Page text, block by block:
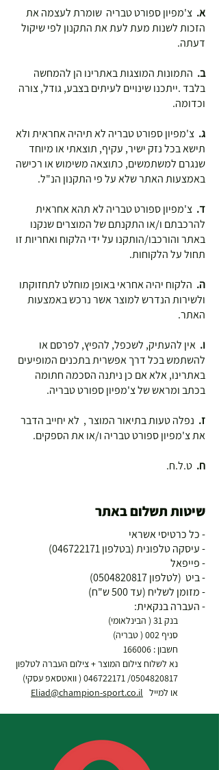
א. צ'מפיון ספורט טבריה שומרת לעצמה את
הזכות לשנות מעת לעת את התקנון לפי שיקול
דעתה.
ב. התמונות המוצגות באתרינו הן להמחשה
בלבד .ייתכנו שינויים לעיתים בצבע, גודל, צורה
וכדומה.
ג. צ'מפיון ספורט טבריה לא תיהיה אחראית ולא
תישא בכל נזק ישיר, עקיף, תוצאתי או מיוחד
שנגרם למשתמשים, כתוצאה משימוש או רכישה
באמצעות האתר שלא על פי התקנון הנ"ל.
ד. צ'מפיון ספורט טבריה לא תהא אחראית
להרכבתם ו/או התקנתם של המוצרים שנקנו
באתר והורכבו/הותקנו על ידי הלקוח ואחריות זו
תחול על הלקוחות.
ה. הלקוח יהיה אחראי באופן מוחלט לתחזוקתו
ולשירות הנדרש למוצר אשר נרכש באמצעות
האתר.
ו. אין להעתיק, לשכפל, להפיץ, לפרסם או
להשתמש בכל דרך אפשרית בתכנים המופיעים
באתרינו, אלא אם כן ניתנה הסכמה חתומה
בכתב ומראש של צ'מפיון ספורט טבריה.
ז. נפלה טעות בתיאור המוצר , לא יחייב הדבר
את צ'מפיון ספורט טבריה ו/או את הספקים.
ח. ט.ל.ח.
שיטות תשלום באתר
- כל כרטיסי אשראי
- עיסקה טלפונית (בטלפון046722171)
- פייפאל
- ביט (לטלפון0504820817)
- מזומן לשליח (עד 500 ש"ח)
- העברה בנקאית:
בנק 31 ( הבינלאומי)
סניף 002 ( טבריה)
חשבון : 166006
נא לשלוח צילום המוצר + צילום העברה לטלפון
0504820817
/
046722171 ( וואטסאפ עסקי)
או למייל Eliad@champion-sport.co.il